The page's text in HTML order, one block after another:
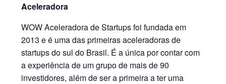
Aceleradora
WOW Aceleradora de Startups foi fundada em
2013 e é uma das primeiras aceleradoras de
startups do sul do Brasil. É a única por contar com
a experiência de um grupo de mais de 90
investidores, além de ser a primeira a ter uma